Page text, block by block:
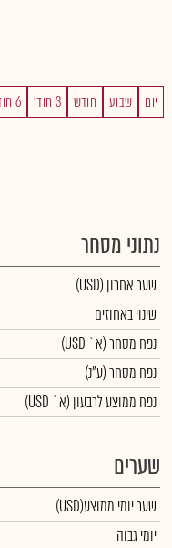
יום שבוע חודש 3 חוד' 6 חוד'
נתוני מסחר
שער אחרון (USD)
שינוי באחוזים
נפח מסחר(א` USD)
נפח מסחר(ע"נ)
נפח ממוצע לרבעון (א` USD)
שערים
שער יומי ממוצע(USD)
יומי גבוה